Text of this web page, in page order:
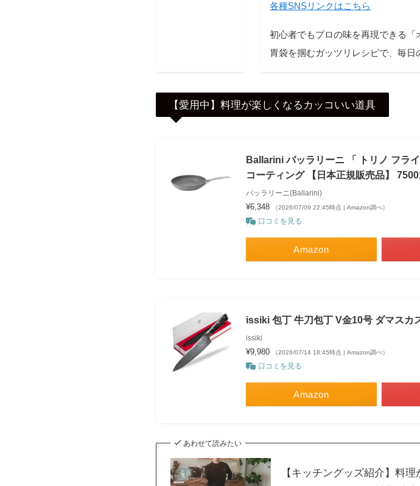
各種SNSリンクはこちら
初心者でもプロの味を再現できる「
胃袋を掴むガッツリレシピで、毎日
【愛用中】料理が楽しくなるカッコいい道具
Ballarini バッラリーニ 「 トリノ フラ
コーティング 【日本正規販売品】
バッラリーニ(Ballarini)
¥6,348 （2026/07/09 22:45時点 | Amazon調べ）
口コミを見る
Amazon
issiki 包丁 牛刀包丁 V金10号 ダマスカ
issiki
¥9,980 （2026/07/14 18:45時点 | Amazon調べ）
口コミを見る
Amazon
あわせて読みたい
【キッチングッズ紹介】料